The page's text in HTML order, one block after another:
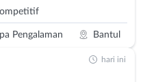
Pengalaman Bantul
hari ini